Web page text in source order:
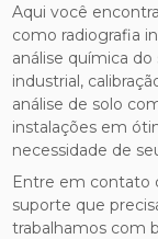
Aqui você
como radiografia
análise química
industrial,
análise de solo
instalações em
necessidade de
Entre em contato
suporte que
trabalhamos com